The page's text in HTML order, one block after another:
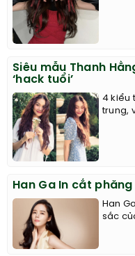
Siêu mẫu Thanh
‘hack tuổi’
4 kiểu
trung,
Han Ga In cắt
Han
sắc